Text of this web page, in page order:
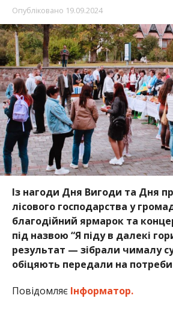
Опубліковано 19.09.2024
Із нагоди Дня Вигоди та Дня
лісового господарства у
благодійний ярмарок та
під назвою “Я піду в далекі
результат — зібрали чималу
обіцяють передали на потреби
Повідомляє Інформатор.